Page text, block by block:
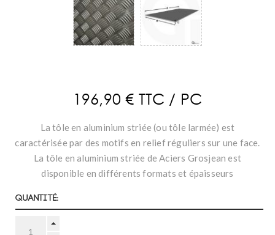
196,90 € TTC / PC
La tôle en aluminium striée (ou tôle larmée) est
caractérisée par des motifs en relief réguliers sur une face.
La tôle en aluminium striée de Aciers Grosjean est
disponible en différents formats et épaisseurs
Quantité: